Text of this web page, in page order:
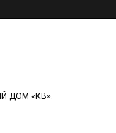
ДОМ «КВ».